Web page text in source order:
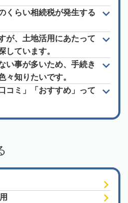
くらい相続税が発生する
が、土地活用にあたって
しています。
い事が多いため、手続き
々知りたいです。
コミ」「おすすめ」って